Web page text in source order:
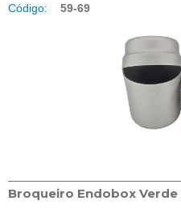
Código: 59-69
Broqueiro Endobox Verde